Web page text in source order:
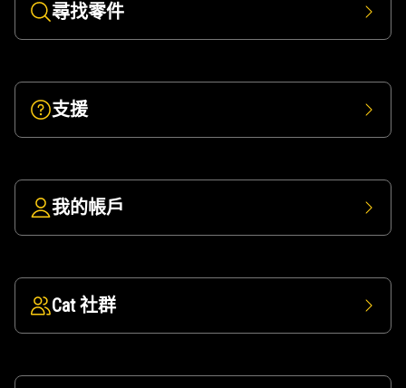
尋找零件
支援
我的帳戶
Cat 社群